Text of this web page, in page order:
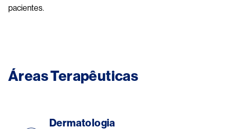
pacientes.
Áreas Terapêuticas
Dermatologia